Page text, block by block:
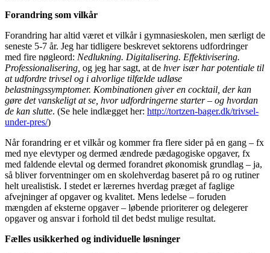
Forandring som vilkår
Forandring har altid været et vilkår i gymnasieskolen, men særligt de
seneste 5-7 år. Jeg har tidligere beskrevet sektorens udfordringer
med fire nøgleord: Nedlukning. Digitalisering. Effektivisering.
Professionalisering, og jeg har sagt, at de hver især har potentiale til
at udfordre trivsel og i alvorlige tilfælde udløse
belastningssymptomer. Kombinationen giver en cocktail, der kan
gøre det vanskeligt at se, hvor udfordringerne starter – og hvordan
de kan slutte. (Se hele indlægget her: http://tortzen-bager.dk/trivsel-
under-pres/)
Når forandring er et vilkår og kommer fra flere sider på en gang – fx
med nye elevtyper og dermed ændrede pædagogiske opgaver, fx
med faldende elevtal og dermed forandret økonomisk grundlag – ja,
så bliver forventninger om en skolehverdag baseret på ro og rutiner
helt urealistisk. I stedet er lærernes hverdag præget af faglige
afvejninger af opgaver og kvalitet. Mens ledelse – foruden
mængden af eksterne opgaver – løbende prioriterer og delegerer
opgaver og ansvar i forhold til det bedst mulige resultat.
Fælles usikkerhed og individuelle løsninger